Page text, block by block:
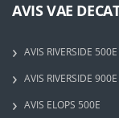
AVIS VAE
AVIS RIVERSIDE 500E
AVIS RIVERSIDE 900E
AVIS ELOPS 500E